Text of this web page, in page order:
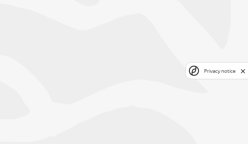
Privacy notice